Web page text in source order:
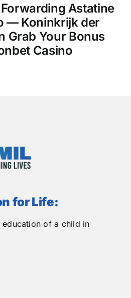
Astatine
— Koninkrijk der
Grab Your Bonus
Casino
for Life:
of a child in